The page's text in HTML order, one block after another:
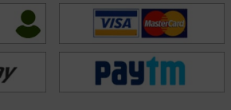
to the soul—a way to access
guidance. Her approach is
helping clients face reality with
hope and actionable advice for